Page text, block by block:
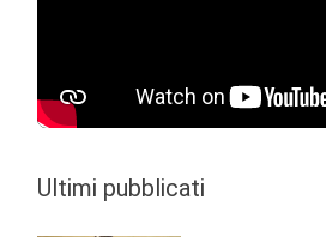
Ultimi pubblicati